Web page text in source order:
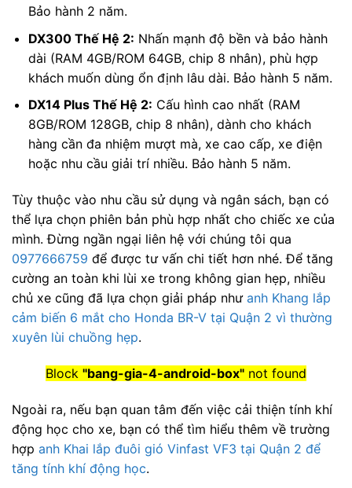
Bảo hành 2 năm.
DX300 Thế Hệ 2: Nhấn mạnh độ bền và bảo hành
dài (RAM 4GB/ROM 64GB, chip 8 nhân), phù hợp
khách muốn dùng ổn định lâu dài. Bảo hành 5 năm.
DX14 Plus Thế Hệ 2: Cấu hình cao nhất (RAM
8GB/ROM 128GB, chip 8 nhân), dành cho khách
hàng cần đa nhiệm mượt mà, xe cao cấp, xe điện
hoặc nhu cầu giải trí nhiều. Bảo hành 5 năm.
Tùy thuộc vào nhu cầu sử dụng và ngân sách, bạn có
thể lựa chọn phiên bản phù hợp nhất cho chiếc xe của
mình. Đừng ngần ngại liên hệ với chúng tôi qua
0977666759 để được tư vấn chi tiết hơn nhé. Để tăng
cường an toàn khi lùi xe trong không gian hẹp, nhiều
chủ xe cũng đã lựa chọn giải pháp như anh Khang lắp
cảm biến 6 mắt cho Honda BR-V tại Quận 2 vì thường
xuyên lùi chuồng hẹp.
Block "bang-gia-4-android-box" not found
Ngoài ra, nếu bạn quan tâm đến việc cải thiện tính khí
động học cho xe, bạn có thể tìm hiểu thêm về trường
hợp anh Khai lắp đuôi gió Vinfast VF3 tại Quận 2 để
tăng tính khí động học.